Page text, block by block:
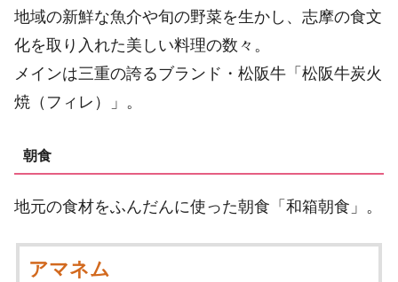
地域の新鮮な魚介や旬の野菜を生かし、志摩の食文
化を取り入れた美しい料理の数々。
メインは三重の誇るブランド・松阪牛「松阪牛炭火
焼（フィレ）」。
朝食
地元の食材をふんだんに使った朝食「和箱朝食」。
アマネム